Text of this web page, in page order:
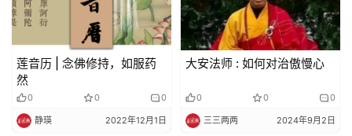
莲音历 | 念佛修持，如服药
然
0 0 0
静瑛 2022年12月1日
大安法师 : 如何对治傲慢心
0 0 0
三三两两 2024年9月2日